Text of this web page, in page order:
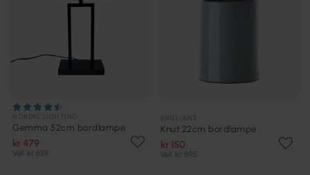
Gemma 52cm bordlampe
kr 479
Veil. kr 639
Knut 22cm bordlampe
kr 150
Veil. kr 895